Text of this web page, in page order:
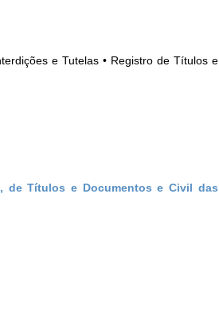
e Tutelas • Registro de Títulos e
de Títulos e Documentos e Civil das